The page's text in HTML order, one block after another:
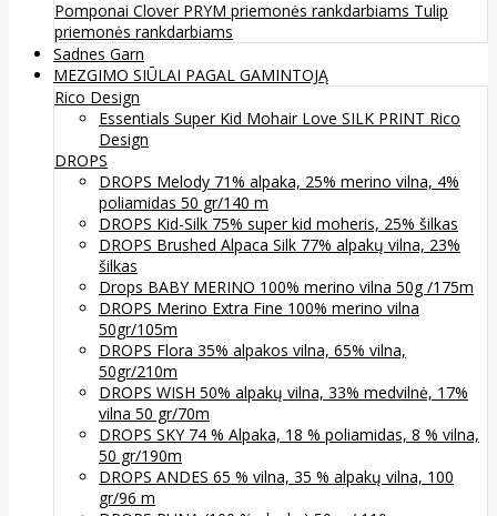
Pomponai Clover PRYM priemonės rankdarbiams Tulip
priemonės rankdarbiams
Sadnes Garn
MEZGIMO SIŪLAI PAGAL GAMINTOJĄ
Rico Design
Essentials Super Kid Mohair Love SILK PRINT Rico
Design
DROPS
DROPS Melody 71% alpaka, 25% merino vilna, 4%
poliamidas 50 gr/140 m
DROPS Kid-Silk 75% super kid moheris, 25% šilkas
DROPS Brushed Alpaca Silk 77% alpakų vilna, 23%
šilkas
Drops BABY MERINO 100% merino vilna 50g /175m
DROPS Merino Extra Fine 100% merino vilna
50gr/105m
DROPS Flora 35% alpakos vilna, 65% vilna,
50gr/210m
DROPS WISH 50% alpakų vilna, 33% medvilnė, 17%
vilna 50 gr/70m
DROPS SKY 74 % Alpaka, 18 % poliamidas, 8 % vilna,
50 gr/190m
DROPS ANDES 65 % vilna, 35 % alpakų vilna, 100
gr/96 m